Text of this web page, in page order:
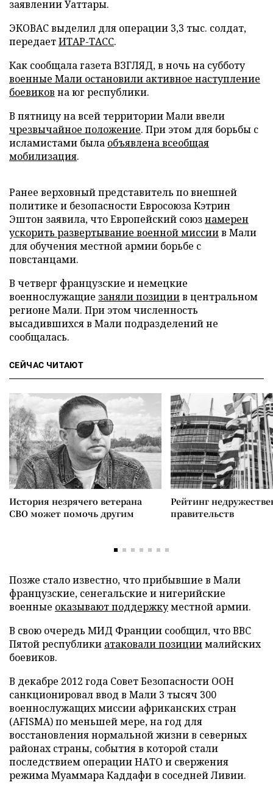
заявлении Уаттары.
ЭКОВАС выделил для операции 3,3 тыс. солдат,
передаетИТАР-ТАСС.
Как сообщала газета ВЗГЛЯД, в ночь на субботу
военные Мали остановили активное наступление
боевиков на юг республики.
В пятницу на всей территории Мали ввели
чрезвычайное положение. При этом для борьбы с
исламистами была объявлена всеобщая
мобилизация.
Ранее верховный представитель по внешней
политике и безопасности Евросоюза Кэтрин
Эштон заявила, что Европейский союзнамерен
ускорить развертывание военной миссиив Мали
для обучения местной армии борьбе с
повстанцами.
В четверг французские и немецкие
военнослужащие заняли позициив центральном
регионе Мали. При этом численность
высадившихся в Мали подразделений не
сообщалась.
СЕЙЧАС ЧИТАЮТ
История незрячего ветерана
СВО может помочь другим
Рейтинг
правительств
Позже стало известно, что прибывшие в Мали
французские, сенегальские и нигерийские
военные оказывают поддержкуместной армии.
В свою очередь МИД Франции сообщил, что ВВС
Пятой республики атаковали позициималийских
боевиков.
В декабре 2012 года Совет Безопасности ООН
санкционировал ввод в Мали 3 тысяч 300
военнослужащих миссии африканских стран
(AFISMA) по меньшей мере, на год для
восстановления нормальной жизни в северных
районах страны, события в которой стали
последствием операции НАТО и свержения
режима Муаммара Каддафи в соседней Ливии.